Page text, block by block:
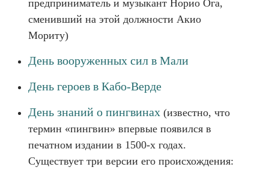
предприниматель и музыкант Норио Ога,
сменивший на этой должности Акио
Мориту)
День вооруженных сил в Мали
День героев в Кабо-Верде
День знаний о пингвинах (известно, что
термин «пингвин» впервые появился в
печатном издании в 1500-х годах.
Существует три версии его происхождения: